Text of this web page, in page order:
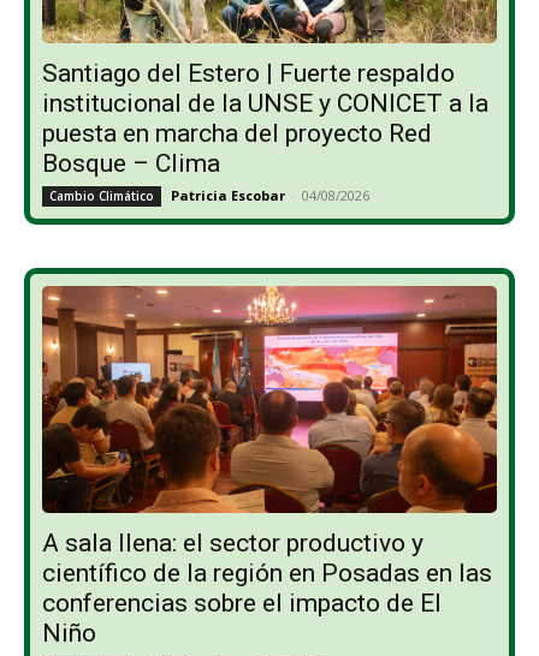
Santiago del Estero | Fuerte respaldo
institucional de la UNSE y CONICET a la
puesta en marcha del proyecto Red
Bosque – Clima
Cambio Climático Patricia Escobar - 04/08/2026
A sala llena: el sector productivo y
científico de la región en Posadas en las
conferencias sobre el impacto de El
Niño